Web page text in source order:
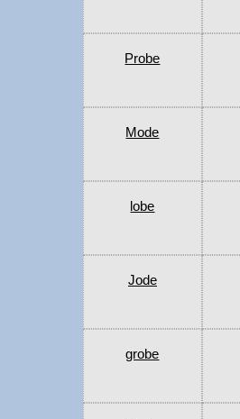
Probe
Mode
lobe
Jode
grobe